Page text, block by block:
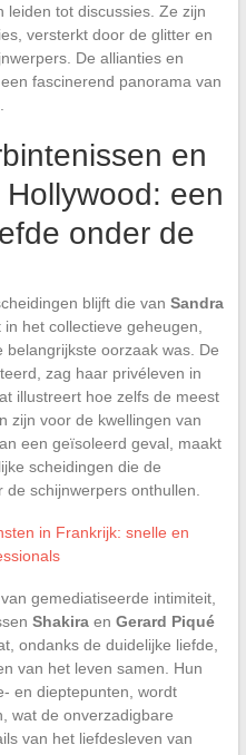
leiden tot discussies. Ze zijn
versterkt door de glitter en
De allianties en
fascinerend panorama van
en
een
onder de
blijft die van Sandra
in het collectieve geheugen,
oorzaak was. De
zag haar privéleven in
illustreert hoe zelfs de meest
zijn voor de kwellingen van
een geïsoleerd geval, maakt
scheidingen die de
schijnwerpers onthullen.
in Frankrijk: snelle en
gemediatiseerde intimiteit,
Shakiraen Gerard Piqué
ondanks de duidelijke liefde,
van het leven samen. Hun
en dieptepunten, wordt
wat de onverzadigbare
van het liefdesleven van